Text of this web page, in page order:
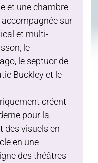
et une chambre
accompagnée sur
et multi-
le
le septuor de
Buckley et le
créent
pour la
des visuels en
en une
des théâtres